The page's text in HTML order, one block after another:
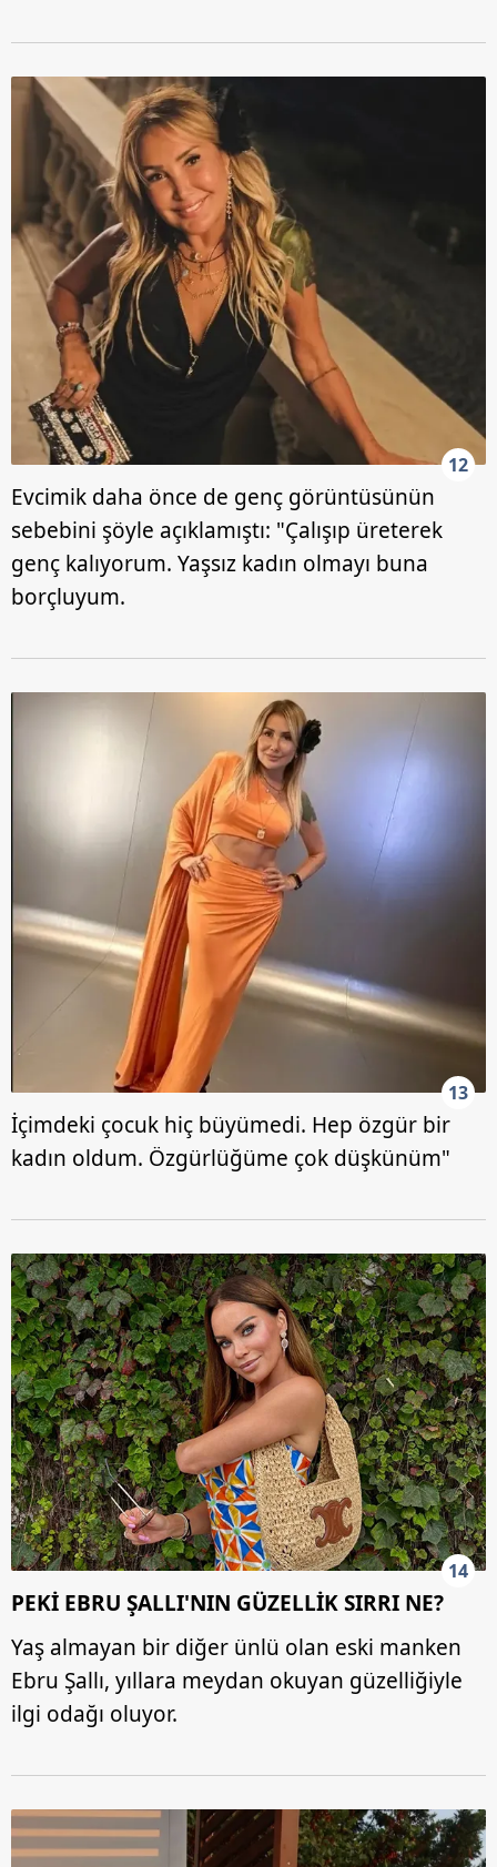
12
Evcimik daha önce de genç görüntüsünün
sebebini şöyle açıklamıştı: "Çalışıp üreterek
genç kalıyorum. Yaşsız kadın olmayı buna
borçluyum.
13
İçimdeki çocuk hiç büyümedi. Hep özgür bir
kadın oldum. Özgürlüğüme çok düşkünüm"
14
PEKİ EBRU ŞALLI'NIN GÜZELLİK SIRRI NE?
Yaş almayan bir diğer ünlü olan eski manken
Ebru Şallı, yıllara meydan okuyan güzelliğiyle
ilgi odağı oluyor.